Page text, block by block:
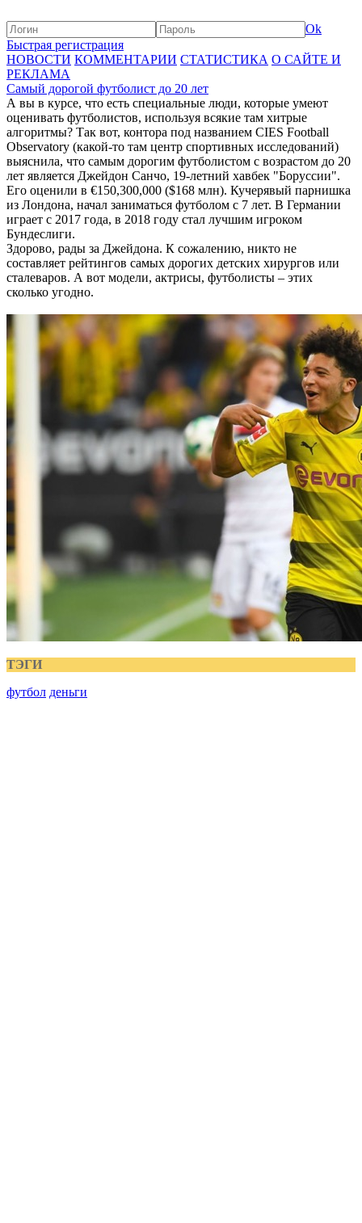
Ok
Быстрая регистрация
НОВОСТИ КОММЕНТАРИИ СТАТИСТИКА О САЙТЕ И
РЕКЛАМА
Самый дорогой футболист до 20 лет
А вы в курсе, что есть специальные люди, которые умеют
оценивать футболистов, используя всякие там хитрые
алгоритмы? Так вот, контора под названием CIES Football
Observatory (какой-то там центр спортивных исследований)
выяснила, что самым дорогим футболистом с возрастом до 20
лет является Джейдон Санчо, 19-летний хавбек "Боруссии".
Его оценили в €150,300,000 ($168 млн). Кучерявый парнишка
из Лондона, начал заниматься футболом с 7 лет. В Германии
играет с 2017 года, в 2018 году стал лучшим игроком
Бундеслиги.
Здорово, рады за Джейдона. К сожалению, никто не
составляет рейтингов самых дорогих детских хирургов или
сталеваров. А вот модели, актрисы, футболисты – этих
сколько угодно.
ТЭГИ
футбол деньги